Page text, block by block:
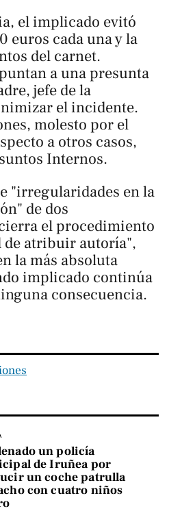
el implicado evitó
euros cada una y la
del carnet.
a una presunta
jefe de la
el incidente.
molesto por el
a otros casos,
Internos.
"irregularidades en la
de dos
el procedimiento
atribuir autoría",
la más absoluta
implicado continúa
consecuencia.
un policía
de Iruñea por
un coche patrulla
con cuatro niños